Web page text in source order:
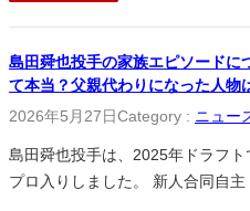
島田舜也投手の家族エピソードに
て本当？父親代わりになった人物
2026年5月27日Category : ニュー
島田舜也投手は、2025年ドラフ
プロ入りしました。 新人合同自主